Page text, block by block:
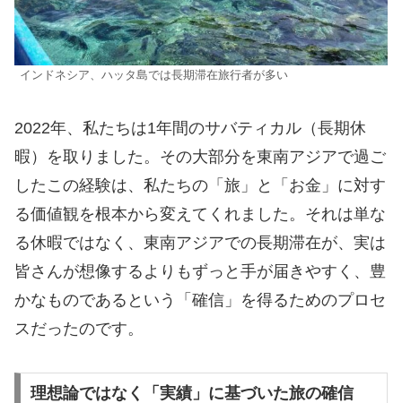
インドネシア、ハッタ島では長期滞在旅行者が多い
2022年、私たちは1年間のサバティカル（長期休
暇）を取りました。その大部分を東南アジアで過ご
したこの経験は、私たちの「旅」と「お金」に対す
る価値観を根本から変えてくれました。それは単な
る休暇ではなく、東南アジアでの長期滞在が、実は
皆さんが想像するよりもずっと手が届きやすく、豊
かなものであるという「確信」を得るためのプロセ
スだったのです。
理想論ではなく「実績」に基づいた旅の確信